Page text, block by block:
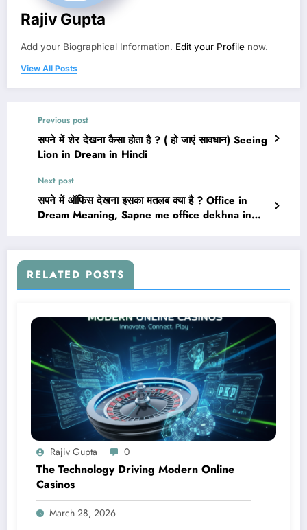
Rajiv Gupta
Add your Biographical Information. Edit your Profile now.
View All Posts
Previous post
सपने में शेर देखना कैसा होता है ? ( हो जाएं सावधान) Seeing
Lion in Dream in Hindi
Next post
सपने में ऑफिस देखना इसका मतलब क्या है ? Office in
Dream Meaning, Sapne me office dekhna in
RELATED POSTS
Rajiv Gupta 0
The Technology Driving Modern Online
Casinos
March 28, 2026